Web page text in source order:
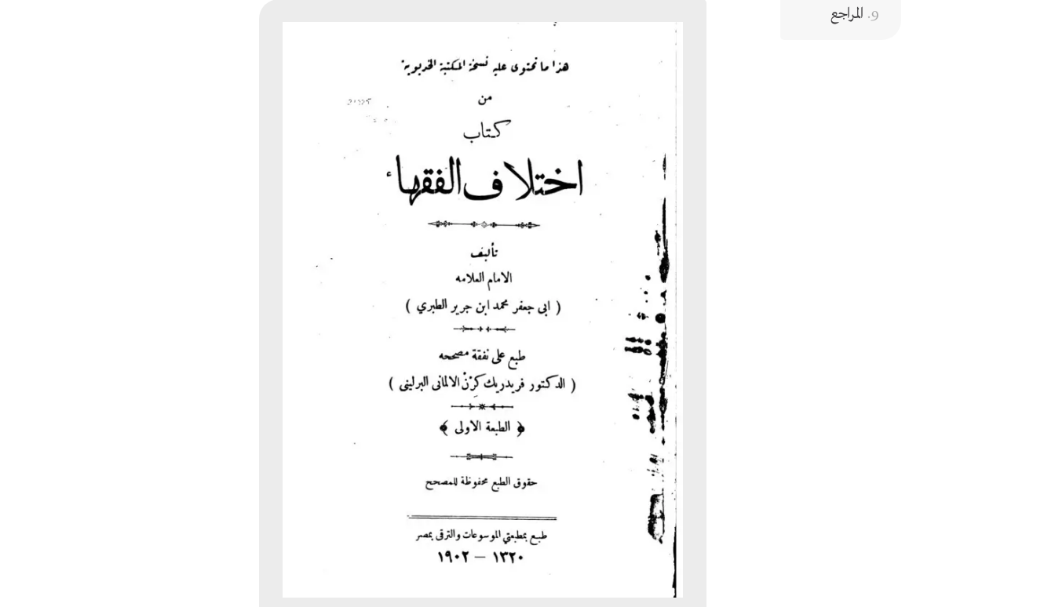
المراجع